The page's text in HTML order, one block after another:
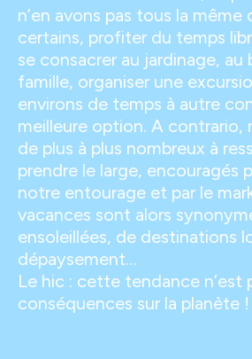
n’en avons pas tous la
certains, profiter du temps
se consacrer au jardinage, au
famille, organiser une
environs de temps à autre
meilleure option. A contrario,
de plus à plus nombreux à
prendre le large, encouragés
notre entourage et par le
vacances sont alors
ensoleillées, de destinations
dépaysement…
Le hic : cette tendance n’est
conséquences sur la planète !